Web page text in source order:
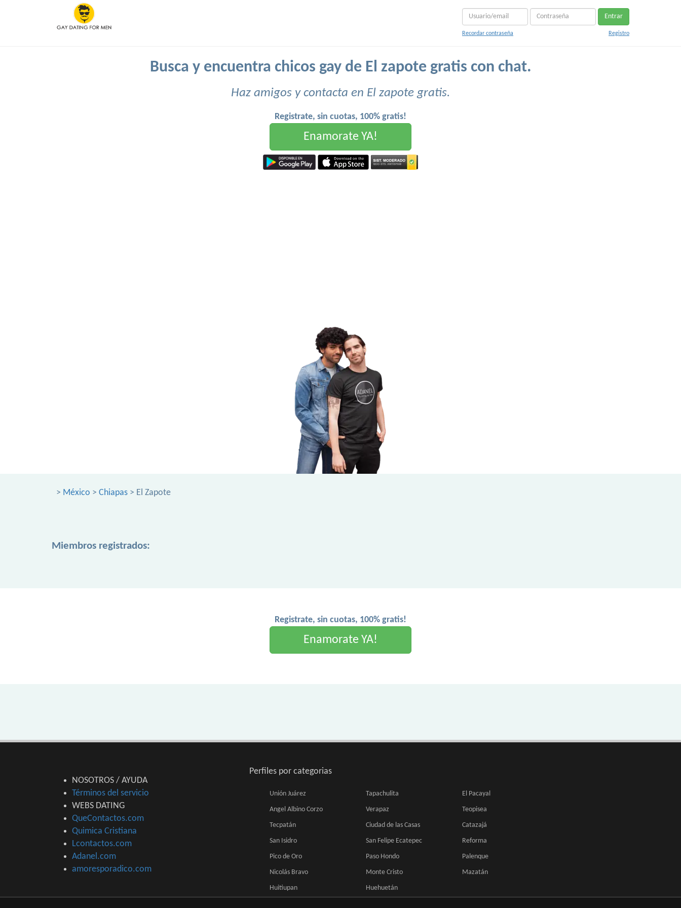
Entrar
Recordar contraseña Registro
Busca y encuentra chicos gay de El zapote gratis con chat.
Haz amigos y contacta en El zapote gratis.
Registrate, sin cuotas, 100% gratis!
Enamorate YA!
> México > Chiapas > El Zapote
Miembros registrados:
Registrate, sin cuotas, 100% gratis!
Enamorate YA!
NOSOTROS / AYUDA
Términos del servicio
WEBS DATING
QueContactos.com
Quimica Cristiana
Lcontactos.com
Adanel.com
amoresporadico.com
Perfiles por categorias
Unión Juárez Tapachulita El Pacayal
Angel Albino Corzo Verapaz Teopisea
Tecpatán Ciudad de las Casas Catazajá
San Isidro San Felipe Ecatepec Reforma
Pico de Oro Paso Hondo Palenque
Nicolás Bravo Monte Cristo Mazatán
Huitiupan Huehuetán